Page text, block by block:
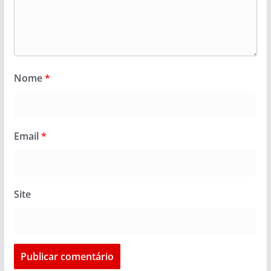
Nome*
Email*
Site